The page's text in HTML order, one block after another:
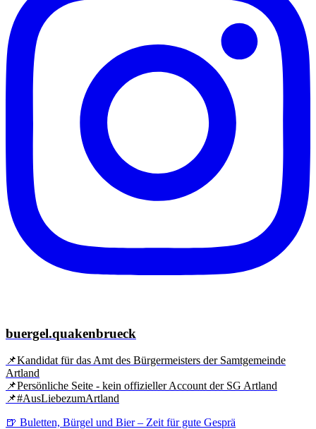
buergel.quakenbrueck
📌Kandidat für das Amt des Bürgermeisters der Samtgemeinde
Artland
📌Persönliche Seite - kein offizieller Account der SG Artland
📌#AusLiebezumArtland
🍺 Buletten, Bürgel und Bier – Zeit für gute Gesprä